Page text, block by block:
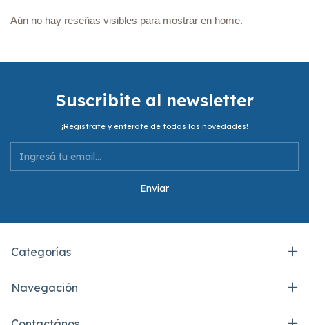
Aún no hay reseñas visibles para mostrar en home.
Suscribite al newsletter
¡Registrate y enterate de todas las novedades!
Categorías
Navegación